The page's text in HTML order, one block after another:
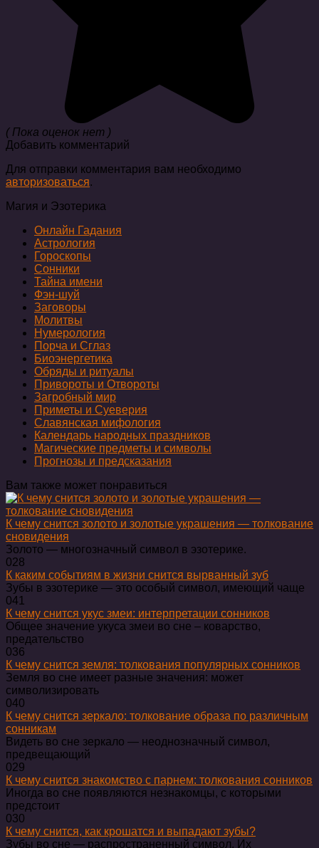
( Пока оценок нет )
Добавить комментарий
Для отправки комментария вам необходимо
авторизоваться.
Магия и Эзотерика
Онлайн Гадания
Астрология
Гороскопы
Сонники
Тайна имени
Фэн-шуй
Заговоры
Молитвы
Нумерология
Порча и Сглаз
Биоэнергетика
Обряды и ритуалы
Привороты и Отвороты
Загробный мир
Приметы и Суеверия
Славянская мифология
Календарь народных праздников
Магические предметы и символы
Прогнозы и предсказания
Вам также может понравиться
К чему снится золото и золотые украшения — толкование
сновидения
Золото — многозначный символ в эзотерике.
028
К каким событиям в жизни снится вырванный зуб
Зубы в эзотерике — это особый символ, имеющий чаще
041
К чему снится укус змеи: интерпретации сонников
Общее значение укуса змеи во сне – коварство,
предательство
036
К чему снится земля: толкования популярных сонников
Земля во сне имеет разные значения: может
символизировать
040
К чему снится зеркало: толкование образа по различным
сонникам
Видеть во сне зеркало — неоднозначный символ,
предвещающий
029
К чему снится знакомство с парнем: толкования сонников
Иногда во сне появляются незнакомцы, с которыми
предстоит
030
К чему снится, как крошатся и выпадают зубы?
Зубы во сне — распространенный символ. Их